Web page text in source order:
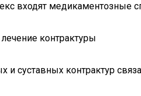
входят медикаментозные
контрактуры
суставных контрактур